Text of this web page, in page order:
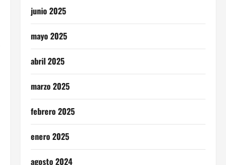
junio 2025
mayo 2025
abril 2025
marzo 2025
febrero 2025
enero 2025
agosto 2024